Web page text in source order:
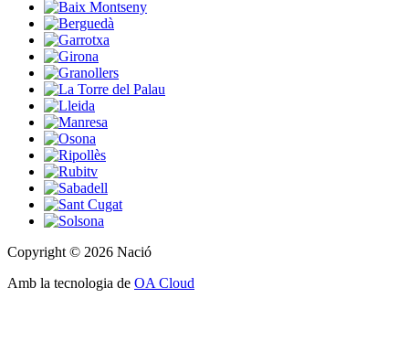
Copyright © 2026 Nació
Amb la tecnologia de OA Cloud